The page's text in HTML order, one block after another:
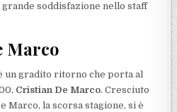
soddisfazione nello staff
Marco
un gradito ritorno che porta al
Cristian De Marco. Cresciuto
Marco, la scorsa stagione, si è